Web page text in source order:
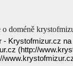
o doméně
- Krystofmizur.cz na
(http://